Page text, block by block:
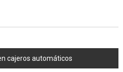
cajeros automáticos